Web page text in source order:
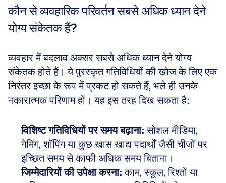
कौन से व्यवहारिक परिवर्तन सबसे अधिक ध्यान देने
योग्य संकेतक हैं?
व्यवहार में बदलाव अक्सर सबसे अधिक ध्यान देने योग्य
संकेतक होते हैं। ये पुरस्कृत गतिविधियों की खोज के लिए एक
निरंतर इच्छा के रूप में प्रकट हो सकते हैं, भले ही उनके
नकारात्मक परिणाम हों। यह इस तरह दिख सकता है:
विशिष्ट गतिविधियों पर समय बढ़ाना: सोशल मीडिया,
गेमिंग, शॉपिंग या कुछ खास खाद्य पदार्थों जैसी चीजों पर
इच्छित समय से काफी अधिक समय बिताना।
जिम्मेदारियों की उपेक्षा करना: काम, स्कूल, रिश्तों या